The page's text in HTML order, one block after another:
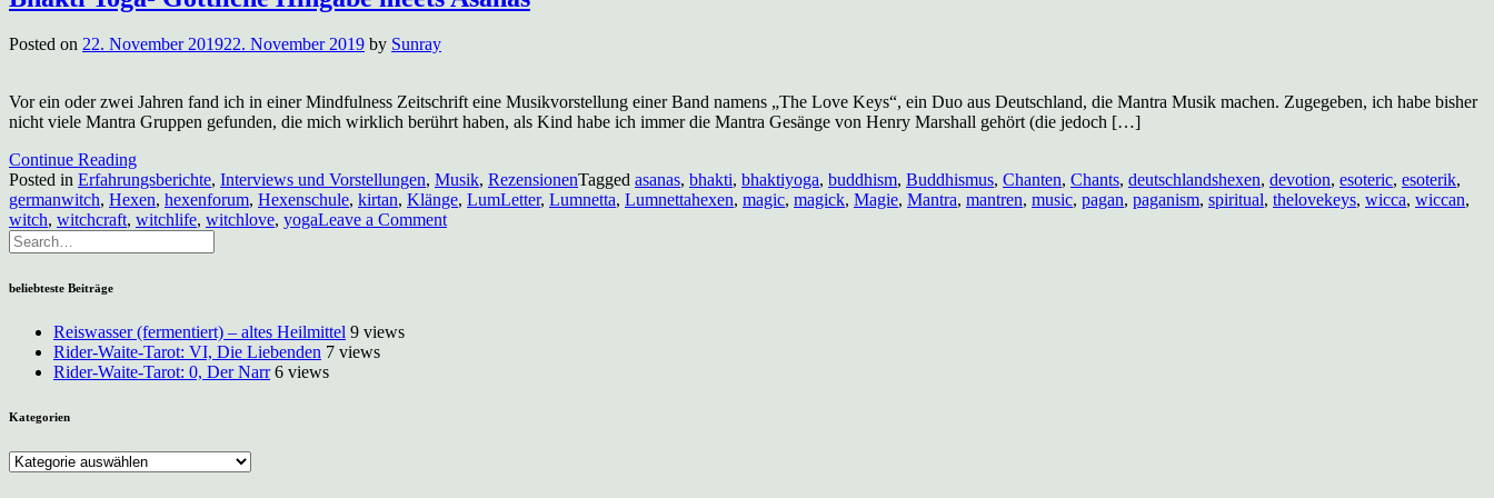
Posted on 22. November 201922. November 2019 by Sunray
Vor ein oder zwei Jahren fand ich in einer Mindfulness Zeitschrift eine Musikvorstellung einer Band namens „The Love Keys“, ein Duo aus Deutschland, die Mantra Musik machen. Zugegeben, ich habe bisher
nicht viele Mantra Gruppen gefunden, die mich wirklich berührt haben, als Kind habe ich immer die Mantra Gesänge von Henry Marshall gehört (die jedoch […]
Continue Reading
Posted in Erfahrungsberichte, Interviews und Vorstellungen, Musik, RezensionenTagged asanas, bhakti, bhaktiyoga, buddhism, Buddhismus, Chanten, Chants, deutschlandshexen, devotion, esoteric, esoterik,
germanwitch, Hexen, hexenforum, Hexenschule, kirtan, Klänge, LumLetter, Lumnetta, Lumnettahexen, magic, magick, Magie, Mantra, mantren, music, pagan, paganism, spiritual, thelovekeys, wicca, wiccan,
witch, witchcraft, witchlife, witchlove, yogaLeave a Commenton
beliebteste Beiträge
Reiswasser (fermentiert) – altes Heilmittel 9 views
Rider-Waite-Tarot: VI, Die Liebenden 7 views
Rider-Waite-Tarot: 0, Der Narr 6 views
Kategorien
Kategorien